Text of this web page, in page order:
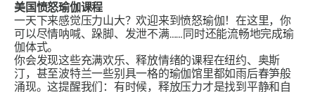
美国愤怒瑜伽课程
一天下来感觉压力山大？欢迎来到愤怒瑜伽！在这里，你
可以尽情呐喊、跺脚、发泄不满……同时还能流畅地完成瑜
伽体式。
你会发现这些充满欢乐、释放情绪的课程在纽约、奥斯
汀，甚至波特兰一些别具一格的瑜伽馆里都如雨后春笋般
涌现。这提醒我们：有时候，释放压力才是找到平静和自